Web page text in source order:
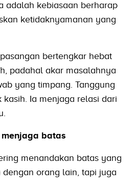
adalah kebiasaan berharap
ketidaknyamanan yang
bertengkar hebat
padahal akar masalahnya
yang timpang. Tanggung
Ia menjaga relasi dari
batas
menandakan batas yang
orang lain, tapi juga